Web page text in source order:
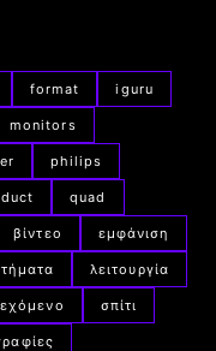
format iguru
monitors
philips
quad
βίντεο εμφάνιση
λειτουργία
σπίτι